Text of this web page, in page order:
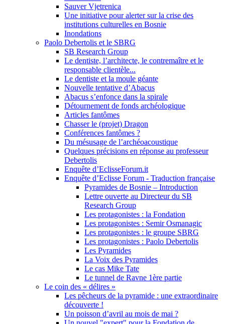
Sauver Vjetrenica
Une initiative pour alerter sur la crise des
institutions culturelles en Bosnie
Inondations
Paolo Debertolis et le SBRG
SB Research Group
Le dentiste, l’architecte, le contremaître et le
responsable clientèle...
Le dentiste et la moule géante
Nouvelle tentative d’Abacus
Abacus s’enfonce dans la spirale
Détournement de fonds archéologique
Articles fantômes
Chasser le (projet) Dragon
Conférences fantômes ?
Du mésusage de l’archéoacoustique
Quelques précisions en réponse au professeur
Debertolis
Enquête d’EclisseForum.it
Enquête d’Eclisse Forum - Traduction française
Pyramides de Bosnie – Introduction
Lettre ouverte au Directeur du SB
Research Group
Les protagonistes : la Fondation
Les protagonistes : Semir Osmanagic
Les protagonistes : le groupe SBRG
Les protagonistes : Paolo Debertolis
Les Pyramides
La Voix des Pyramides
Le cas Mike Tate
Le tunnel de Ravne 1ère partie
Le coin des « délires »
Les pêcheurs de la pyramide : une extraordinaire
découverte !
Un poisson d’avril au mois de mai ?